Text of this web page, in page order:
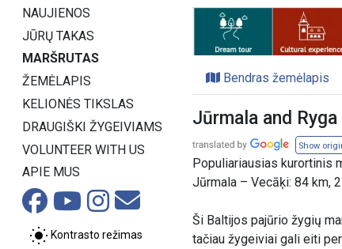
NAUJIENOS
JŪRŲ TAKAS
MARŠRUTAS
ŽEMĖLAPIS
KELIONĖS TIKSLAS
DRAUGIŠKI ŽYGEIVIAMS
VOLUNTEER WITH US
APIE MUS
Kontrasto režimas
Bendras žemėlapis
Jūrmala and Ryga
Show
Populiariausias kurortinis
Jūrmala – Vecāķi: 84 km,
Ši Baltijos pajūrio žygių
tačiau žygeiviai gali eiti